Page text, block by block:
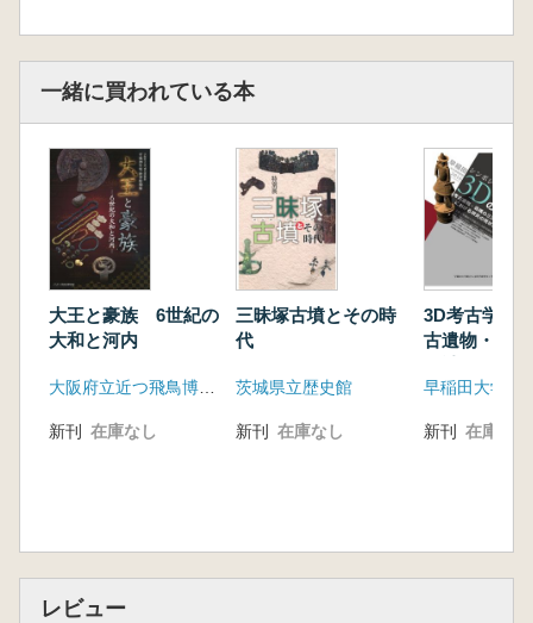
一緒に買われている本
大王と豪族 6世紀の
大和と河内
大阪府立近つ飛鳥博物館
新刊 在庫なし
三昧塚古墳とその時
代
茨城県立歴史館
新刊 在庫なし
3D考古学の
古遺物・遺
の現状と課題
新刊 在庫なし
レビュー